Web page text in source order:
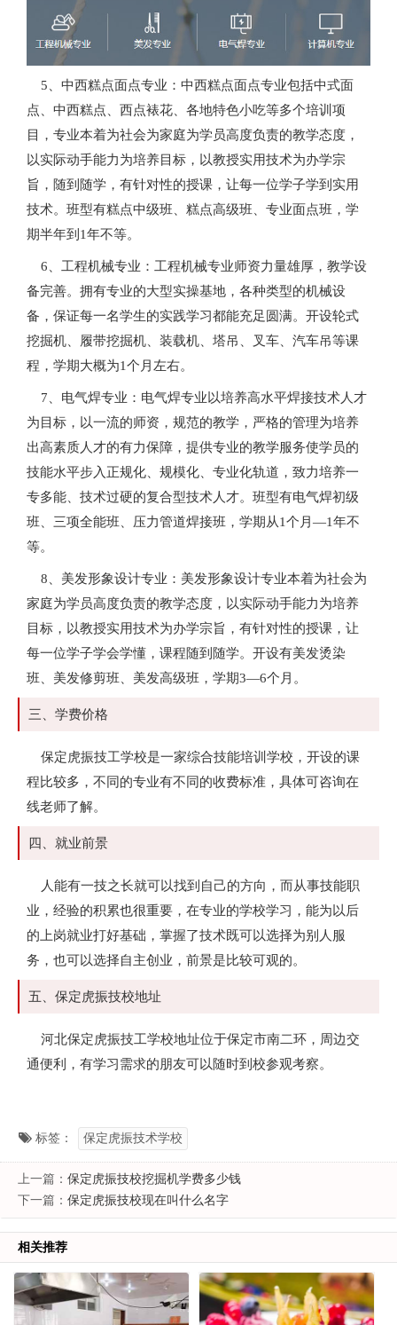
5、中西糕点面点专业：中西糕点面点专业包括中式面
点、中西糕点、西点裱花、各地特色小吃等多个培训项
目，专业本着为社会为家庭为学员高度负责的教学态度，
以实际动手能力为培养目标，以教授实用技术为办学宗
旨，随到随学，有针对性的授课，让每一位学子学到实用
技术。班型有糕点中级班、糕点高级班、专业面点班，学
期半年到1年不等。
6、工程机械专业：工程机械专业师资力量雄厚，教学设
备完善。拥有专业的大型实操基地，各种类型的机械设
备，保证每一名学生的实践学习都能充足圆满。开设轮式
挖掘机、履带挖掘机、装载机、塔吊、叉车、汽车吊等课
程，学期大概为1个月左右。
7、电气焊专业：电气焊专业以培养高水平焊接技术人才
为目标，以一流的师资，规范的教学，严格的管理为培养
出高素质人才的有力保障，提供专业的教学服务使学员的
技能水平步入正规化、规模化、专业化轨道，致力培养一
专多能、技术过硬的复合型技术人才。班型有电气焊初级
班、三项全能班、压力管道焊接班，学期从1个月—1年不
等。
8、美发形象设计专业：美发形象设计专业本着为社会为
家庭为学员高度负责的教学态度，以实际动手能力为培养
目标，以教授实用技术为办学宗旨，有针对性的授课，让
每一位学子学会学懂，课程随到随学。开设有美发烫染
班、美发修剪班、美发高级班，学期3—6个月。
三、学费价格
保定虎振技工学校是一家综合技能培训学校，开设的课
程比较多，不同的专业有不同的收费标准，具体可咨询在
线老师了解。
四、就业前景
人能有一技之长就可以找到自己的方向，而从事技能职
业，经验的积累也很重要，在专业的学校学习，能为以后
的上岗就业打好基础，掌握了技术既可以选择为别人服
务，也可以选择自主创业，前景是比较可观的。
五、保定虎振技校地址
河北保定虎振技工学校地址位于保定市南二环，周边交
通便利，有学习需求的朋友可以随时到校参观考察。
标签： 保定虎振技术学校
上一篇： 保定虎振技校挖掘机学费多少钱
下一篇： 保定虎振技校现在叫什么名字
相关推荐